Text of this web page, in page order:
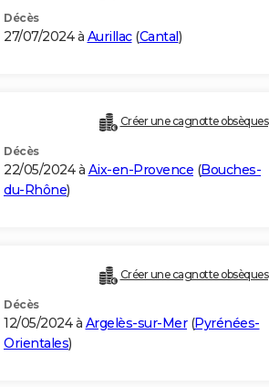
Décès
27/07/2024 à Aurillac(Cantal)
Créer une cagnotte obsèques
Décès
22/05/2024 à Aix-en-Provence (Bouches-
du-Rhône)
Créer une cagnotte obsèques
Décès
12/05/2024 à Argelès-sur-Mer(Pyrénées-
Orientales)